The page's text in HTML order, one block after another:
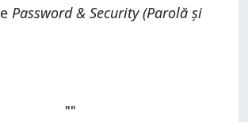
Password & Security (Parolă și
""